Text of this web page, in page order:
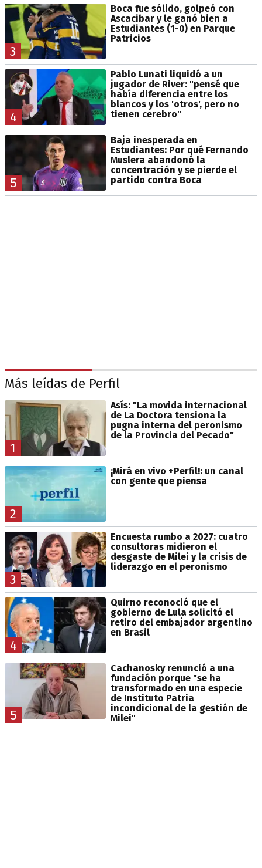
3
Boca fue sólido, golpeó con
Ascacibar y le ganó bien a
Estudiantes (1-0) en Parque
Patricios
4
Pablo Lunati liquidó a un
jugador de River: "pensé que
había diferencia entre los
blancos y los 'otros', pero no
tienen cerebro"
5
Baja inesperada en
Estudiantes: Por qué Fernando
Muslera abandonó la
concentración y se pierde el
partido contra Boca
Más leídas de Perfil
1
Asís: "La movida internacional
de La Doctora tensiona la
pugna interna del peronismo
de la Provincia del Pecado"
2
¡Mirá en vivo +Perfil!: un canal
con gente que piensa
3
Encuesta rumbo a 2027: cuatro
consultoras midieron el
desgaste de Milei y la crisis de
liderazgo en el peronismo
4
Quirno reconoció que el
gobierno de Lula solicitó el
retiro del embajador argentino
en Brasil
5
Cachanosky renunció a una
fundación porque "se ha
transformado en una especie
de Instituto Patria
incondicional de la gestión de
Milei"